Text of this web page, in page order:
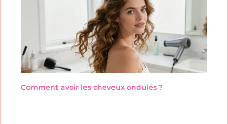
Comment avoir les cheveux ondulés ?